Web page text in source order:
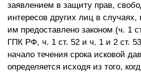
заявлением в защиту прав,
интересов других лиц в случаях,
им предоставлено законом (ч. 1
ГПК РФ, ч. 1 ст. 52 и ч. 1 и 2 ст.
начало течения срока исковой
определяется исходя из того,